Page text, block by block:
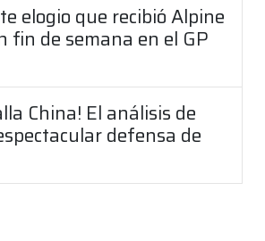
elogio que recibió Alpine
fin de semana en el GP
China! El análisis de
defensa de